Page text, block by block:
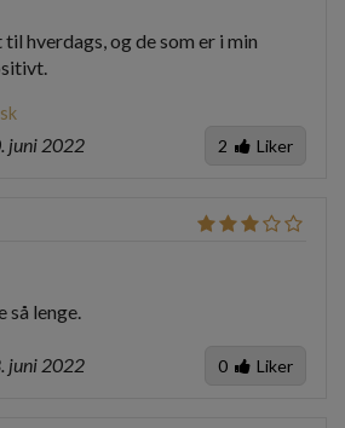
hverdags, og de som er i min
juni 2022 2 Liker
så lenge.
juni 2022 0 Liker